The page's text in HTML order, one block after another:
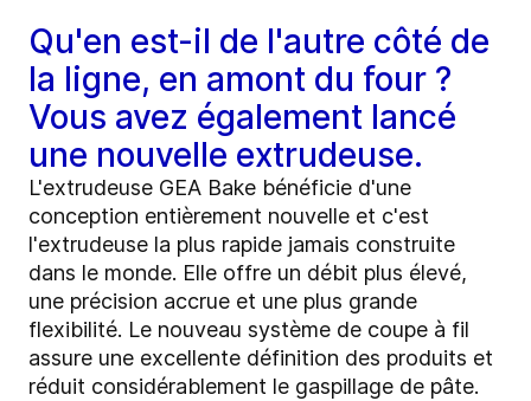
Qu'en est-il de l'autre côté de
la ligne, en amont du four ?
Vous avez également lancé
une nouvelle extrudeuse.
L'extrudeuse GEA Bake bénéficie d'une
conception entièrement nouvelle et c'est
l'extrudeuse la plus rapide jamais construite
dans le monde. Elle offre un débit plus élevé,
une précision accrue et une plus grande
flexibilité. Le nouveau système de coupe à fil
assure une excellente définition des produits et
réduit considérablement le gaspillage de pâte.